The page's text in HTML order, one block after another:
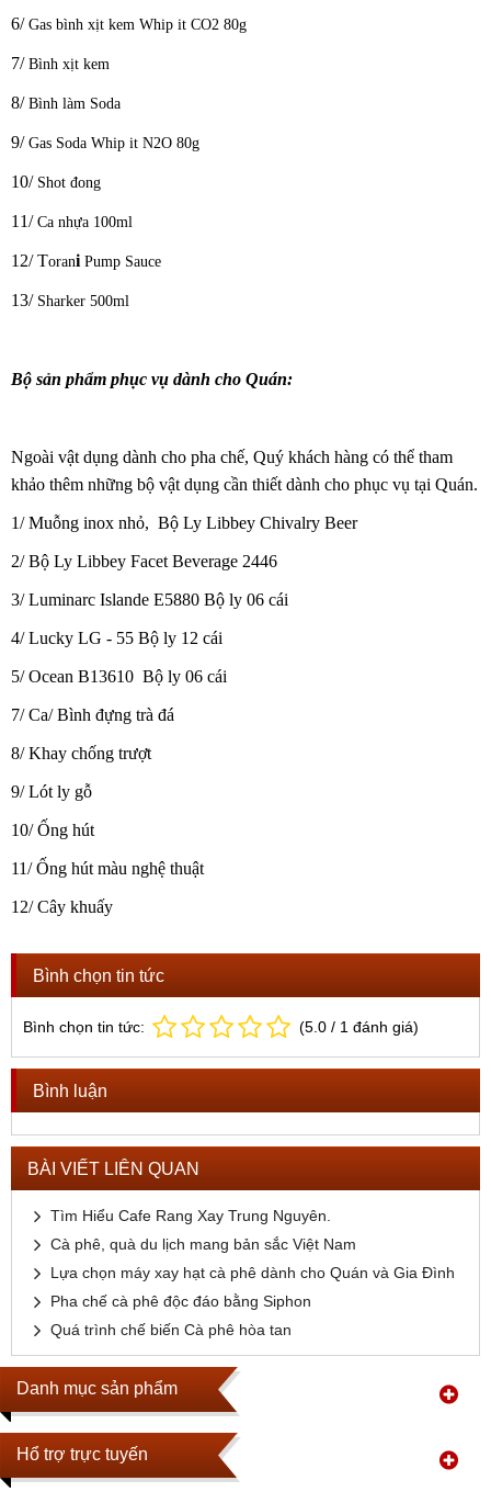
Danh mục sản phẩm
Hổ trợ trực tuyến
6/ Gas bình xịt kem Whip it CO2 80g
7/ Bình xịt kem
8/ Bình làm Soda
9/ Gas Soda Whip it N2O 80g
10/ Shot đong
1 1/ Ca nhựa 100ml
12/ ToraniPump Sauce
13/ Sharker 500ml
Bộ sản phẩm phục vụ dành cho Quán:
Ngoài vật dụng dành cho pha chế, Quý khách hàng có thể tham
khảo thêm những bộ vật dụng cần thiết dành cho phục vụ tại Quán.
1/Muỗng inox nhỏ, Bộ Ly Libbey Chivalry Beer
2/Bộ Ly Libbey Facet Beverage 2446
3/Luminarc Islande E5880 Bộ ly 06 cái
4/Lucky LG - 55 Bộ ly 12 cái
5/Ocean B13610 Bộ ly 06 cái
7/ Ca/ Bình đựng trà đá
8/Khay chống trượt
9/ Lót ly gỗ
10/Ống hút
11/Ống hút màu nghệ thuật
12/ Cây khuấy
Bình chọn tin tức
Bình chọn tin tức: (5.0 / 1 đánh giá)
Bình luận
BÀI VIẾT LIÊN QUAN
Tìm Hiểu Cafe Rang Xay Trung Nguyên.
Cà phê, quà du lịch mang bản sắc Việt Nam
Lựa chọn máy xay hạt cà phê dành cho Quán và Gia Đình
Pha chế cà phê độc đáo bằng Siphon
Quá trình chế biến Cà phê hòa tan